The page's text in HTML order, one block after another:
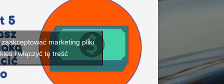
marketing pliki
i włączyć tę treść